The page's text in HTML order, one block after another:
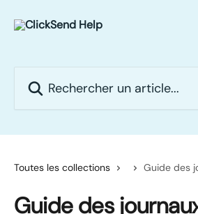
Toutes les collections Guide des
Guide des